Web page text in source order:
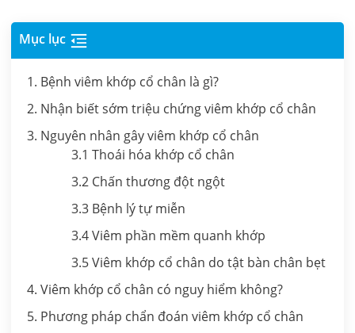
Mục lục
1. Bệnh viêm khớp cổ chân là gì?
2. Nhận biết sớm triệu chứng viêm khớp cổ chân
3. Nguyên nhân gây viêm khớp cổ chân
3.1 Thoái hóa khớp cổ chân
3.2 Chấn thương đột ngột
3.3 Bệnh lý tự miễn
3.4 Viêm phần mềm quanh khớp
3.5 Viêm khớp cổ chân do tật bàn chân bẹt
4. Viêm khớp cổ chân có nguy hiểm không?
5. Phương pháp chẩn đoán viêm khớp cổ chân